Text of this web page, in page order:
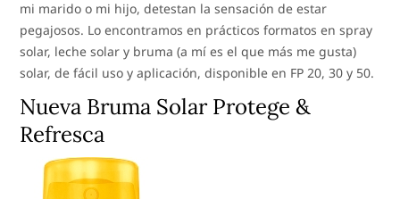
mi marido o mi hijo, detestan la sensación de estar
pegajosos. Lo encontramos en prácticos formatos en spray
solar, leche solar y bruma (a mí es el que más me gusta)
solar, de fácil uso y aplicación, disponible en FP 20, 30 y 50.
Nueva Bruma Solar Protege &
Refresca